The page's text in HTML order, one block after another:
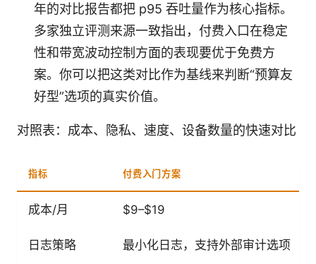
年的对比报告都把 p95 吞吐量作为核心指标。
多家独立评测来源一致指出，付费入口在稳定
性和带宽波动控制方面的表现要优于免费方
案。你可以把这类对比作为基线来判断“预算友
好型”选项的真实价值。
对照表：成本、隐私、速度、设备数量的快速对比
指标 付费入门方案
成本/月 $9–$19
日志策略 最小化日志，支持外部审计选项